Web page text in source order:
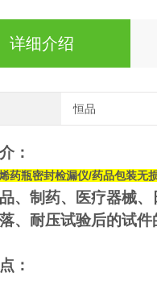
详细介绍
恒品
：
药瓶密封检漏仪/药品包装无
、制药、医疗器械
、耐压试验后的试件
：